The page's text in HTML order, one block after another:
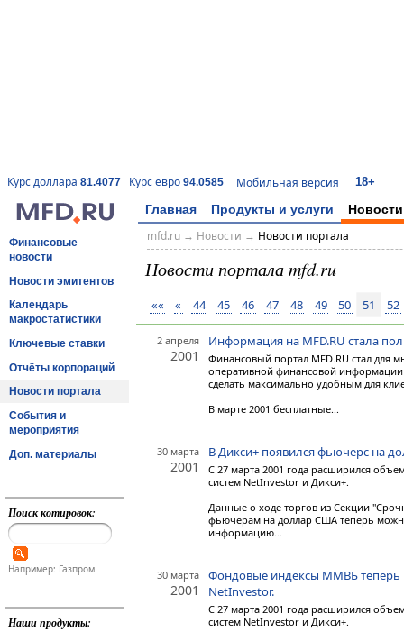
Курс доллара 81.4077 Курс евро 94.0585 Мобильная версия 18+
Главная Продукты и услуги Новости
Финансовые
новости
Новости эмитентов
Календарь
макростатистики
Ключевые ставки
Отчёты корпораций
Новости портала
События и
мероприятия
Доп. материалы
Поиск котировок:
Например: Газпром
Наши продукты:
mfd.ru→ Новости → Новости портала
Новости портала mfd.ru
«« « 44 45 46 47 48 49 50 51 52
2 апреля
2001
Информация на MFD.RU стала
Финансовый портал MFD.RU стал для
оперативной финансовой информации
сделать максимально удобным для
В марте 2001 бесплатные...
30 марта
2001
В Дикси+ появился фьючерс на
C 27 марта 2001 года расширился
систем NetInvestor и Дикси+.
Данные о ходе торгов из Секции
фьючерам на доллар США теперь
информацию...
30 марта
2001
Фондовые индексы ММВБ теперь
NetInvestor.
C 27 марта 2001 года расширился
систем NetInvestor и Дикси+.